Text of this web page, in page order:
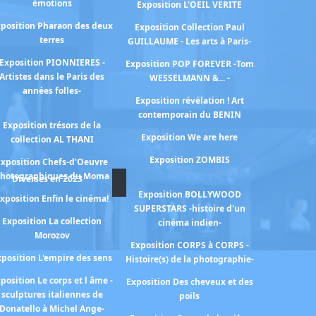
émotions
Pharaon des deux
terres
Exposition PIONNIERES -
Artistes dans le Paris des
années folles-
Exposition trésors de la
collection AL THANI
Chefs-d’Oeuvre
du Moma
Enfin le cinéma!
Exposition La collection
Morozov
L'empire des sens
Le corps et l âme -
sculptures italiennes de
Donatello à Michel Ange-
Exposition L'OEIL VERITE
Exposition Collection Paul
GUILLAUME - Les arts à Paris-
Exposition POP FOREVER -Tom
WESSELMANN &... -
Exposition révélation ! Art
contemporain du BENIN
Exposition We are here
Exposition ZOMBIS
Diverses en 2023
Exposition BOLLYWOOD
SUPERSTARS -histoire d'un
cinéma indien-
Exposition CORPS à CORPS -
Histoire(s) de la photographie-
Exposition Des cheveux et des
poils